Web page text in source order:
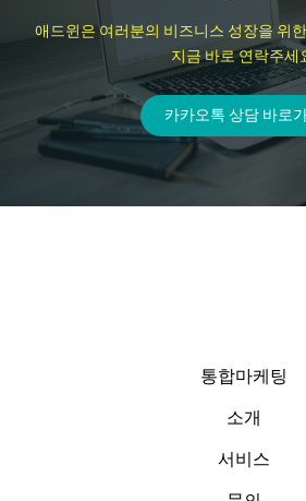
애드윈은 여러분의 비즈니스 성장을 위
지금 바로 연락주세
카카오톡 상담 바로
통합마케팅
소개
서비스